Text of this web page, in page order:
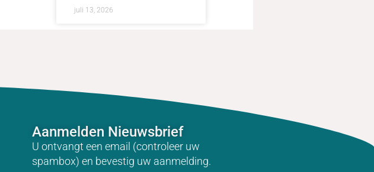
juli 13, 2026
Aanmelden Nieuwsbrief
U ontvangt een email (controleer uw
spambox) en bevestig uw aanmelding.